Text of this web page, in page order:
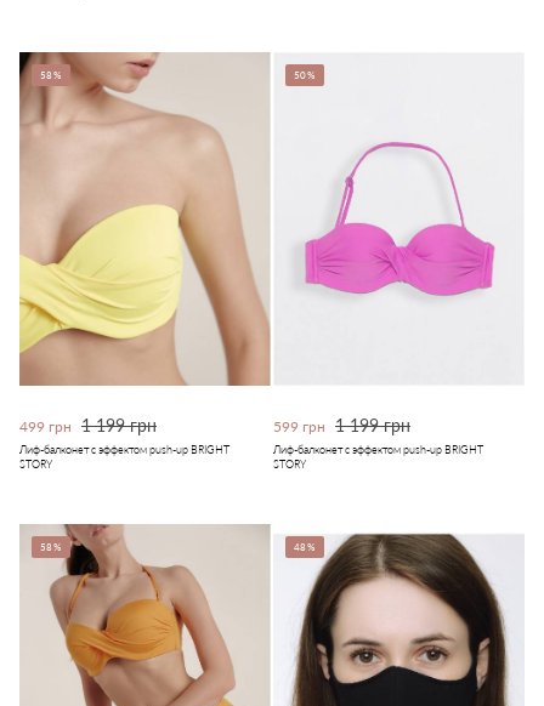
58%
499 грн 1 199 грн
Лиф-балконет с эффектом push-up BRIGHT
STORY
50%
599 грн 1 199 грн
Лиф-балконет с эффектом push-up BRIGHT
STORY
58% 48%